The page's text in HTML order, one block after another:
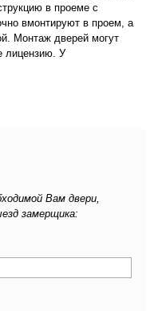
в проеме с
вмонтируют в проем, а
Монтаж дверей могут
лицензию. У
Вам двери,
замерщика: